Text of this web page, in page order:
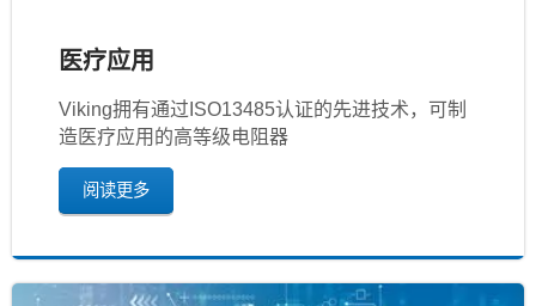
医疗应用
Viking拥有通过ISO13485认证的先进技术，可制
造医疗应用的高等级电阻器
阅读更多